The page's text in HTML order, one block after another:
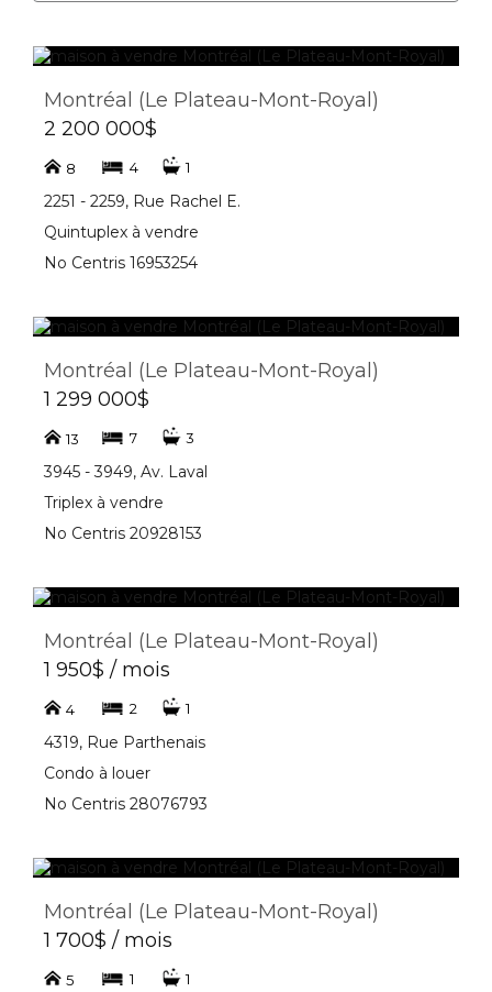
Montréal (Le Plateau-Mont-Royal)
2 200 000$
8 4 1
2251 - 2259, Rue Rachel E.
Quintuplex à vendre
No Centris 16953254
Montréal (Le Plateau-Mont-Royal)
1 299 000$
13 7 3
3945 - 3949, Av. Laval
Triplex à vendre
No Centris 20928153
Montréal (Le Plateau-Mont-Royal)
1 950$ / mois
4 2 1
4319, Rue Parthenais
Condo à louer
No Centris 28076793
Montréal (Le Plateau-Mont-Royal)
1 700$ / mois
5 1 1